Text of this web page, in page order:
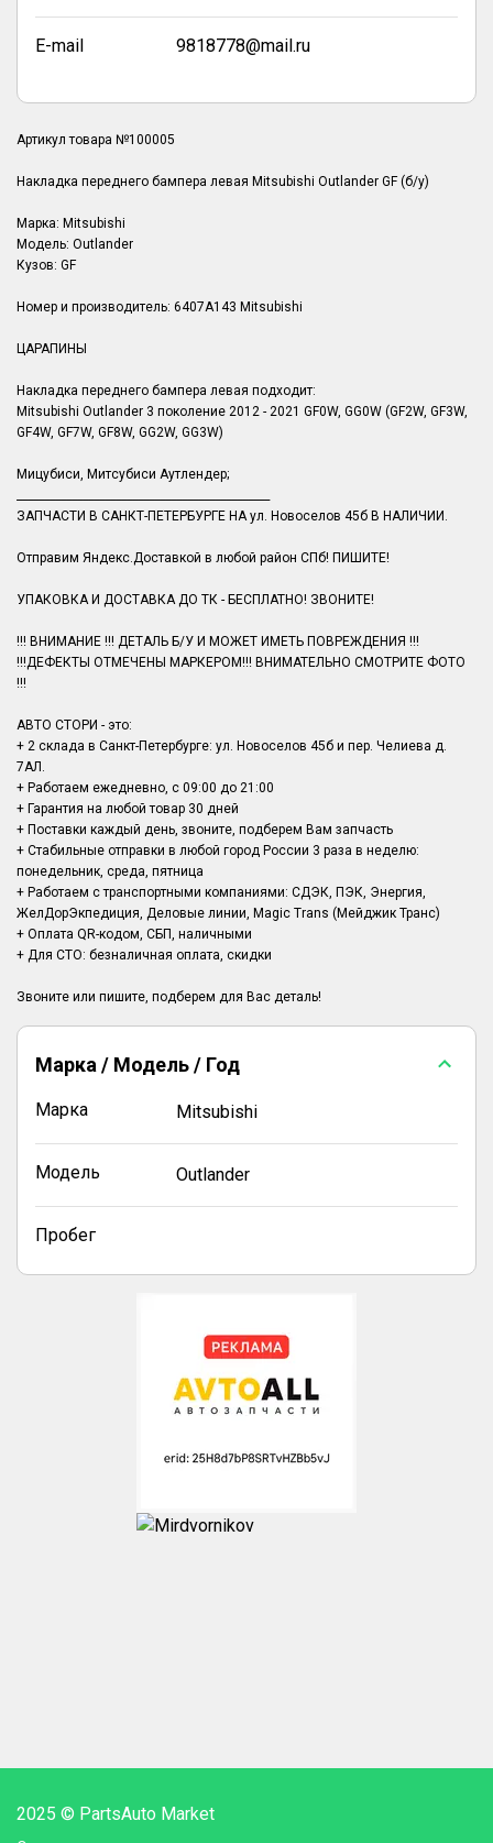
E-mail 9818778@mail.ru
Артикул товара №100005
Накладка переднего бампера левая Mitsubishi Outlander GF (б/у)
Марка: Mitsubishi
Модель: Outlander
Кузов: GF
Номер и производитель: 6407A143 Mitsubishi
ЦАРАПИНЫ
Накладка переднего бампера левая подходит:
Mitsubishi Outlander 3 поколение 2012 - 2021 GF0W, GG0W (GF2W, GF3W,
GF4W, GF7W, GF8W, GG2W, GG3W)
Мицубиси, Митсубиси Аутлендер;
ЗАПЧАСТИ В САНКТ-ПЕТЕРБУРГЕ НА ул. Новоселов 45б В НАЛИЧИИ.
Отправим Яндекс.Доставкой в любой район СПб! ПИШИТЕ!
УПАКОВКА И ДОСТАВКА ДО ТК - БЕСПЛАТНО! ЗВОНИТЕ!
!!! ВНИМАНИЕ !!! ДЕТАЛЬ Б/У И МОЖЕТ ИМЕТЬ ПОВРЕЖДЕНИЯ !!!
!!!ДЕФЕКТЫ ОТМЕЧЕНЫ МАРКЕРОМ!!! ВНИМАТЕЛЬНО СМОТРИТЕ ФОТО
!!!
АВТО СТОРИ - это:
+ 2 склада в Санкт-Петербурге: ул. Новоселов 45б и пер. Челиева д.
7АЛ.
+ Работаем ежедневно, с 09:00 до 21:00
+ Гарантия на любой товар 30 дней
+ Поставки каждый день, звоните, подберем Вам запчасть
+ Стабильные отправки в любой город России 3 раза в неделю:
понедельник, среда, пятница
+ Работаем с транспортными компаниями: СДЭК, ПЭК, Энергия,
ЖелДорЭкпедиция, Деловые линии, Magic Trans (Мейджик Транс)
+ Оплата QR-кодом, СБП, наличными
+ Для СТО: безналичная оплата, скидки
Марка / Модель / Год
Марка Mitsubishi
Модель Outlander
Пробег
2025 © PartsAuto Market